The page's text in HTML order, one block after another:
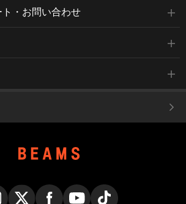
・お問い合わせ